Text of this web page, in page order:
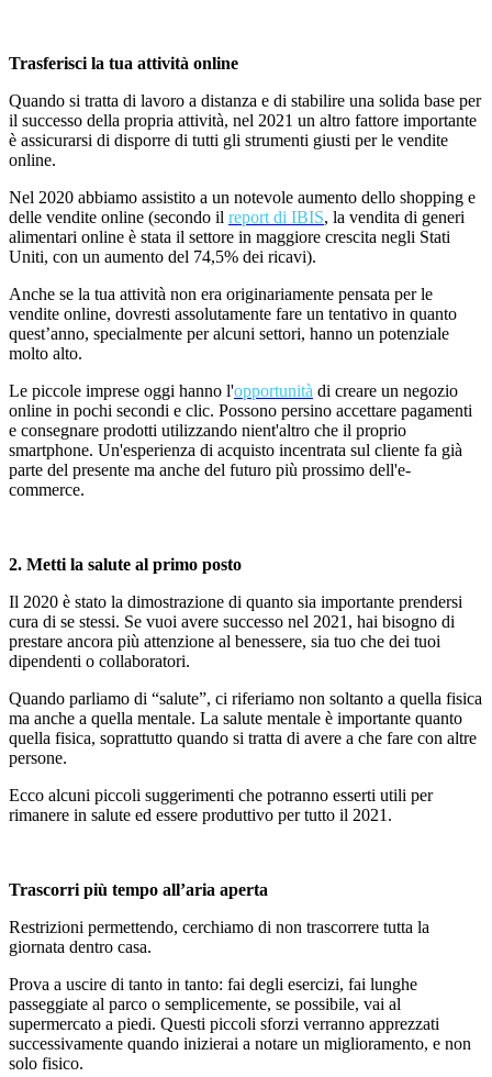
Trasferisci la tua attività online
Quando si tratta di lavoro a distanza e di stabilire una solida base per
il successo della propria attività, nel 2021 un altro fattore importante
è assicurarsi di disporre di tutti gli strumenti giusti per le vendite
online.
Nel 2020 abbiamo assistito a un notevole aumento dello shopping e
delle vendite online (secondo il report di IBIS, la vendita di generi
alimentari online è stata il settore in maggiore crescita negli Stati
Uniti, con un aumento del 74,5% dei ricavi).
Anche se la tua attività non era originariamente pensata per le
vendite online, dovresti assolutamente fare un tentativo in quanto
quest’anno, specialmente per alcuni settori, hanno un potenziale
molto alto.
Le piccole imprese oggi hanno l'opportunità di creare un negozio
online in pochi secondi e clic. Possono persino accettare pagamenti
e consegnare prodotti utilizzando nient'altro che il proprio
smartphone. Un'esperienza di acquisto incentrata sul cliente fa già
parte del presente ma anche del futuro più prossimo dell'e-
commerce.
2. Metti la salute al primo posto
Il 2020 è stato la dimostrazione di quanto sia importante prendersi
cura di se stessi. Se vuoi avere successo nel 2021, hai bisogno di
prestare ancora più attenzione al benessere, sia tuo che dei tuoi
dipendenti o collaboratori.
Quando parliamo di “salute”, ci riferiamo non soltanto a quella fisica
ma anche a quella mentale. La salute mentale è importante quanto
quella fisica, soprattutto quando si tratta di avere a che fare con altre
persone.
Ecco alcuni piccoli suggerimenti che potranno esserti utili per
rimanere in salute ed essere produttivo per tutto il 2021.
Trascorri più tempo all’aria aperta
Restrizioni permettendo, cerchiamo di non trascorrere tutta la
giornata dentro casa.
Prova a uscire di tanto in tanto: fai degli esercizi, fai lunghe
passeggiate al parco o semplicemente, se possibile, vai al
supermercato a piedi. Questi piccoli sforzi verranno apprezzati
successivamente quando inizierai a notare un miglioramento, e non
solo fisico.